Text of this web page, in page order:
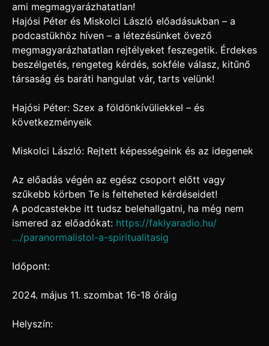
ami megmagyarázhatatlan!
Hajósi Péter és Miskolci László előadásukban – a
podcastükhöz híven – a létezésünket övező
megmagyarázhatatlan rejtélyeket feszegetik. Érdekes
beszélgetés, rengeteg kérdés, sokféle válasz, kitűnő
társaság és baráti hangulat vár, tarts velünk!
Hajósi Péter: Szex a földönkívüliekkel – és
következményeik
Miskolci László: Rejtett képességeink és az idegenek
Az előadás végén az egész csoport előtt vagy
szűkebb körben Te is felteheted kérdéseidet!
A podcastekbe itt tudsz belehallgatni, ha még nem
ismered az előadókat: https://faklyaradio.hu/
…/paranormalistol-a-spiritualitasig
Időpont:
2024. május 11. szombat 16-18 óráig
Helyszín: